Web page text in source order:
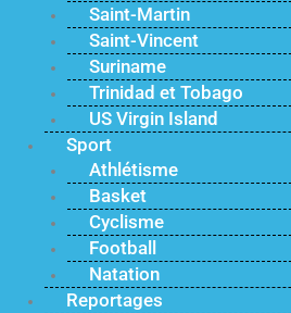
Saint-Martin
Saint-Vincent
Suriname
Trinidad et Tobago
US Virgin Island
Sport
Athlétisme
Basket
Cyclisme
Football
Natation
Reportages